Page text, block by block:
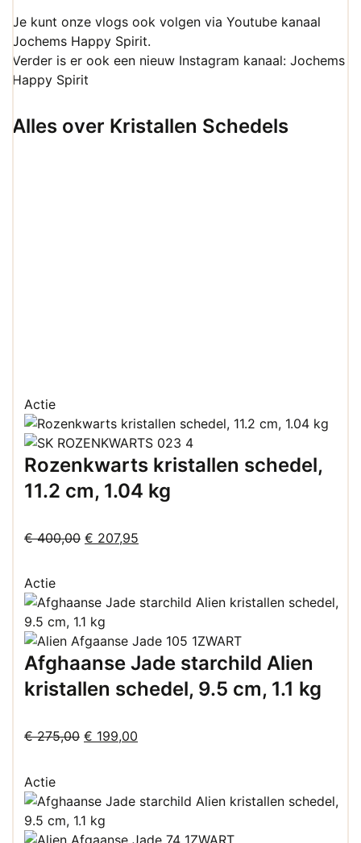
Je kunt onze vlogs ook volgen via Youtube kanaal
Jochems Happy Spirit.
Verder is er ook een nieuw Instagram kanaal: Jochems
Happy Spirit
Alles over Kristallen Schedels
Actie
Rozenkwarts kristallen schedel,
11.2 cm, 1.04 kg
€400,00 Oorspronkelijke
€ 400,00.
€ 207,95
€ 207,95.
Actie
Afghaanse Jade starchild Alien
kristallen schedel, 9.5 cm, 1.1 kg
€275,00 Oorspronkelijke
€ 275,00.
€ 199,00
€ 199,00.
Actie